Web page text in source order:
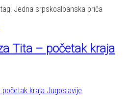
Jedna srpskoalbanska priča
Tita – početak kraja